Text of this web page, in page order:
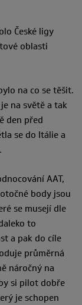
České ligy
oblasti
na co se těšit.
na světě a tak
den před
se do Itálie a
AAT,
body jsou
se musejí dle
to
a pak do cíle
průměrná
náročný na
si pilot dobře
je schopen